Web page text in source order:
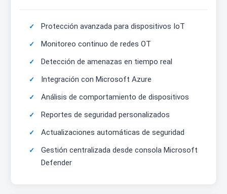
Protección avanzada para dispositivos IoT
Monitoreo continuo de redes OT
Detección de amenazas en tiempo real
Integración con Microsoft Azure
Análisis de comportamiento de dispositivos
Reportes de seguridad personalizados
Actualizaciones automáticas de seguridad
Gestión centralizada desde consola Microsoft
Defender